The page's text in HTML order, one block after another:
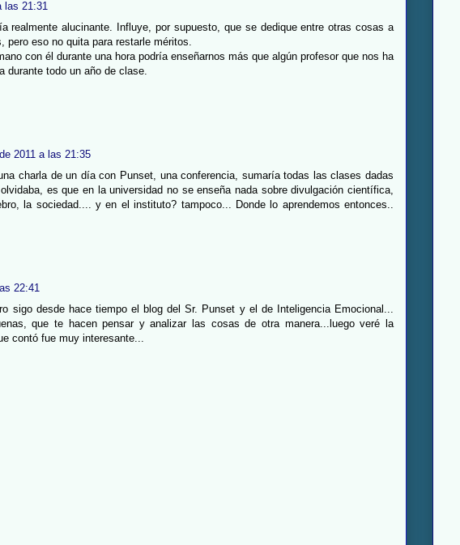
las 21:31
realmente alucinante. Influye, por supuesto, que se dedique entre otras cosas a
pero eso no quita para restarle méritos.
con él durante una hora podría enseñarnos más que algún profesor que nos ha
durante todo un año de clase.
2011 a las 21:35
charla de un día con Punset, una conferencia, sumaría todas las clases dadas
es que en la universidad no se enseña nada sobre divulgación científica,
la sociedad.... y en el instituto? tampoco... Donde lo aprendemos entonces..
22:41
sigo desde hace tiempo el blog del Sr. Punset y el de Inteligencia Emocional...
que te hacen pensar y analizar las cosas de otra manera...luego veré la
contó fue muy interesante...